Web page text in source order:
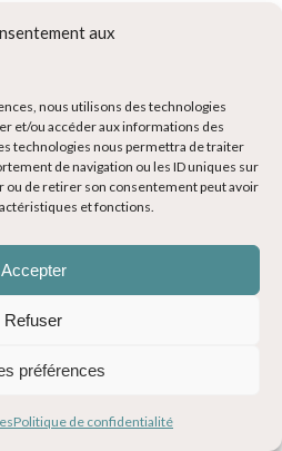
aux
nous utilisons des technologies
et/ou accéder aux informations des
technologies nous permettra de traiter
de navigation ou les ID uniques sur
ou de retirer son consentement peut avoir
et fonctions.
Accepter
Refuser
préférences
Politique de confidentialité